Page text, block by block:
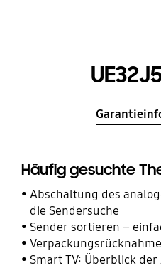
Häufig gesuchte
Abschaltung des
die Sendersuche
Sender sortieren –
Verpackungsrücknahme
Smart TV: Überblick